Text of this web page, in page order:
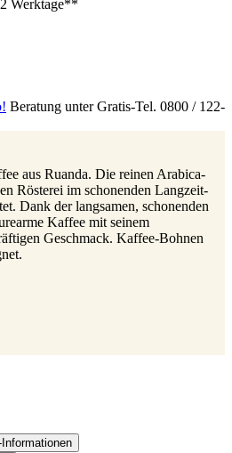
Werktage**
Beratung unter Gratis-Tel. 0800 / 122-
aus Ruanda. Die reinen Arabica-
Rösterei im schonenden Langzeit-
Dank der langsamen, schonenden
Kaffee mit seinem
Geschmack. Kaffee-Bohnen